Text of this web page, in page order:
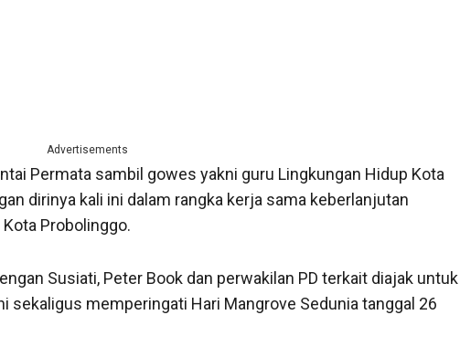
Advertisements
Permata sambil gowes yakni guru Lingkungan Hidup Kota
dirinya kali ini dalam rangka kerja sama keberlanjutan
Probolinggo.
Susiati, Peter Book dan perwakilan PD terkait diajak untuk
sekaligus memperingati Hari Mangrove Sedunia tanggal 26